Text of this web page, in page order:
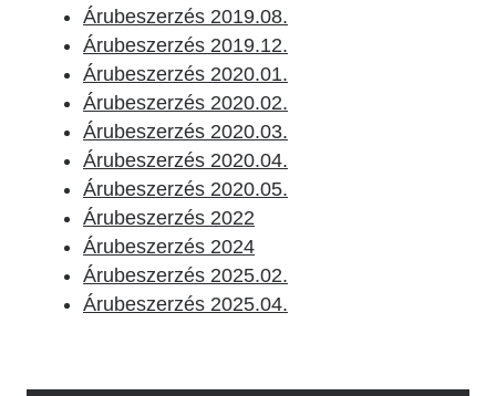
Árubeszerzés 2019.08.
Árubeszerzés 2019.12.
Árubeszerzés 2020.01.
Árubeszerzés 2020.02.
Árubeszerzés 2020.03.
Árubeszerzés 2020.04.
Árubeszerzés 2020.05.
Árubeszerzés 2022
Árubeszerzés 2024
Árubeszerzés 2025.02.
Árubeszerzés 2025.04.